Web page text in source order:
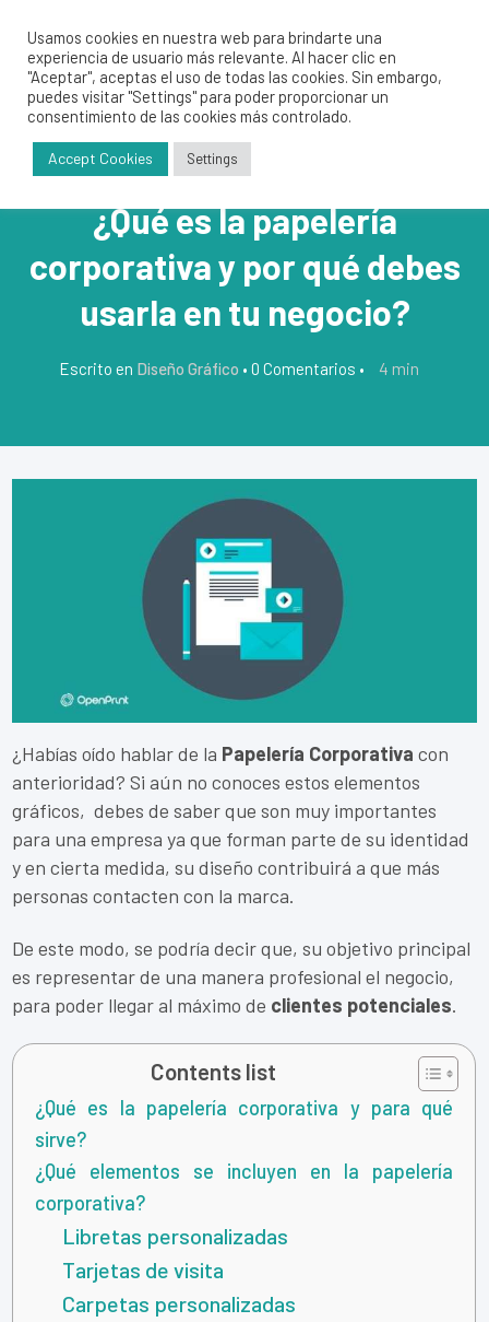
¿Qué es la papelería
corporativa y por qué debes
usarla en tu negocio?
Escrito en Diseño Gráfico • 0 Comentarios • 4 min
¿Habías oído hablar de la Papelería Corporativacon
anterioridad? Si aún no conoces estos elementos
gráficos, debes de saber que son muy importantes
para una empresa ya que forman parte de su identidad
y en cierta medida, su diseño contribuirá a que más
personas contacten con la marca.
De este modo, se podría decir que, su objetivo principal
es representar de una manera profesional el negocio,
para poder llegar al máximo de clientes potenciales.
Contents list
¿Qué es la papelería corporativa y para qué
sirve?
¿Qué elementos se incluyen en la papelería
corporativa?
Libretas personalizadas
Tarjetas de visita
Carpetas personalizadas
Usamos cookies en nuestra web para brindarte una
experiencia de usuario más relevante. Al hacer clic en
"Aceptar", aceptas el uso de todas las cookies. Sin embargo,
puedes visitar "Settings" para poder proporcionar un
consentimiento de las cookies más controlado.
Accept Cookies Settings